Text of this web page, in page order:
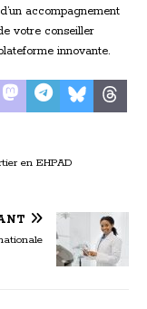
accompagnement
votre conseiller
innovante.
en EHPAD